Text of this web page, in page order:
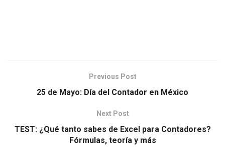
Previous Post
25 de Mayo: Día del Contador en México
Next Post
TEST: ¿Qué tanto sabes de Excel para Contadores?
Fórmulas, teoría y más